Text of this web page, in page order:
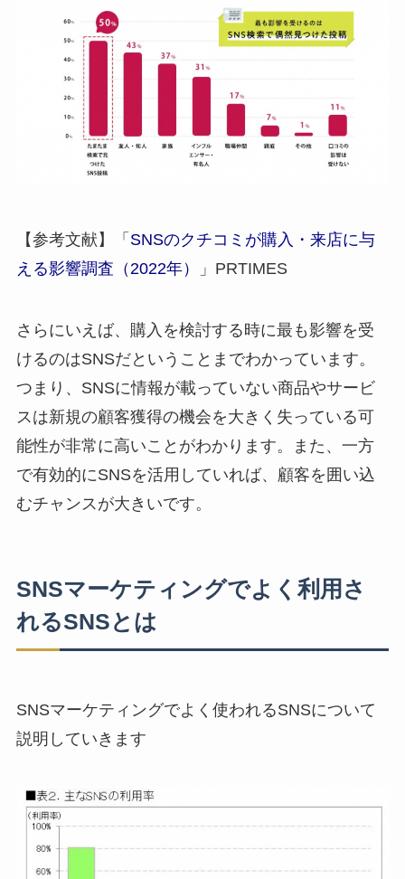
【参考文献】「 SNSのクチコミが購入・来店に与
える影響調査（2022年）
」PRTIMES
さらにいえば、購入を検討する時に最も影響を受
けるのはSNSだということまでわかっています。
つまり、SNSに情報が載っていない商品やサービ
スは新規の顧客獲得の機会を大きく失っている可
能性が非常に高いことがわかります。また、一方
で有効的にSNSを活用していれば、顧客を囲い込
むチャンスが大きいです。
SNSマーケティングでよく利用さ
れるSNSとは
SNSマーケティングでよく使われるSNSについて
説明していきます